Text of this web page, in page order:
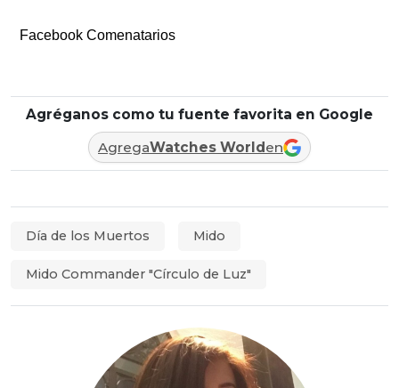
Facebook Comenatarios
Agréganos como tu fuente favorita en Google
AgregaWatches World en
Día de los Muertos Mido
Mido Commander "Círculo de Luz"